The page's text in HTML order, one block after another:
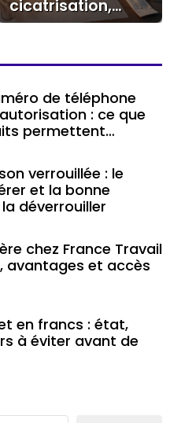
cicatrisation,
récupération
essentiels
de téléphone
: ce que
permettent
verrouillée : le
et la bonne
déverrouiller
chez France Travail
avantages et accès
en francs : état,
à éviter avant de